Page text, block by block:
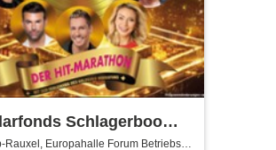
Schlagerboom
Rauxel, Europahalle Forum Betriebs-